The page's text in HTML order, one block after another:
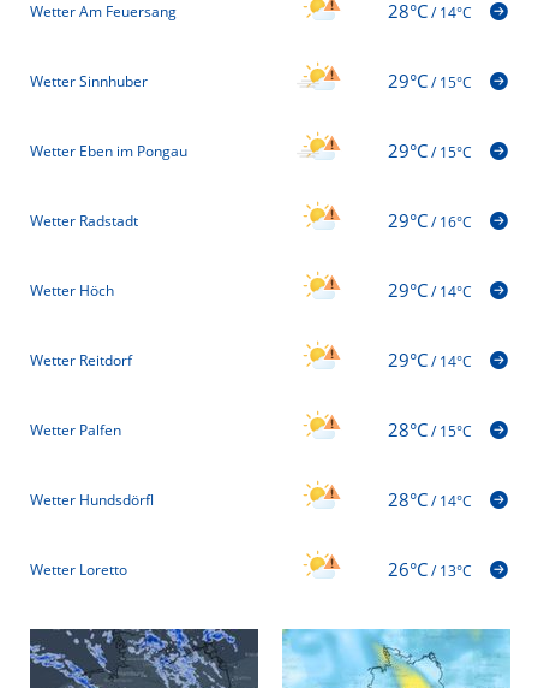
Wetter Am Feuersang 28°C/14°C
Wetter Sinnhuber 29°C/15°C
Wetter Eben im Pongau 29°C/15°C
Wetter Radstadt 29°C/16°C
Wetter Höch 29°C/14°C
Wetter Reitdorf 29°C/14°C
Wetter Palfen 28°C/15°C
Wetter Hundsdörfl 28°C/14°C
Wetter Loretto 26°C/13°C